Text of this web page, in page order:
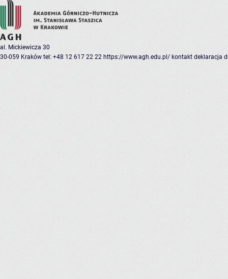
al. Mickiewicza 30
30-059 Kraków tel: +48 12 617 22 22 https://www.agh.edu.pl/ kontakt deklaracja